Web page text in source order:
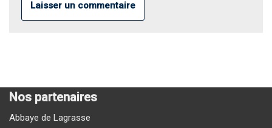
Nos partenaires
Abbaye de Lagrasse